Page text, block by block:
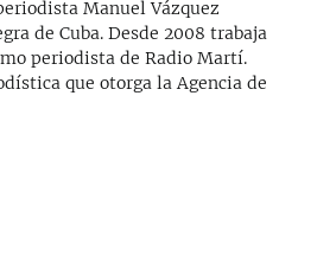
Manuel Vázquez
de Cuba. Desde 2008 trabaja
periodista de Radio Martí.
que otorga la Agencia de